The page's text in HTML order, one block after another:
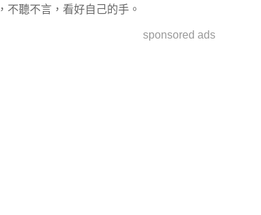
不聽不言，看好自己的手。
sponsored ads